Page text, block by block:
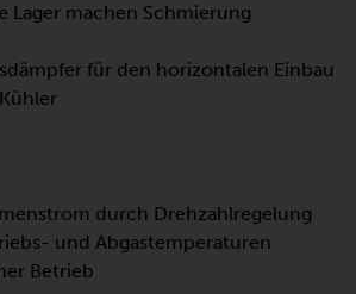
Lager machen Schmierung
für den horizontalen Einbau
durch Drehzahlregelung
und Abgastemperaturen
Betrieb